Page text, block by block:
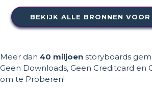
BEKIJK ALLE BRONNEN VOOR
Meer dan 40 miljoen storyboards
Geen Downloads, Geen Creditcard en
om te Proberen!